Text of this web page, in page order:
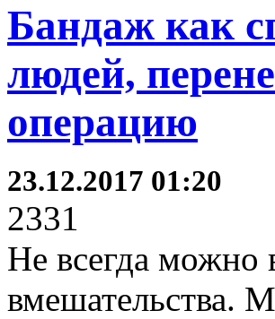
Бандаж как
людей,
операцию
23.12.2017 01:20
2331
Не всегда можно
вмешательства.